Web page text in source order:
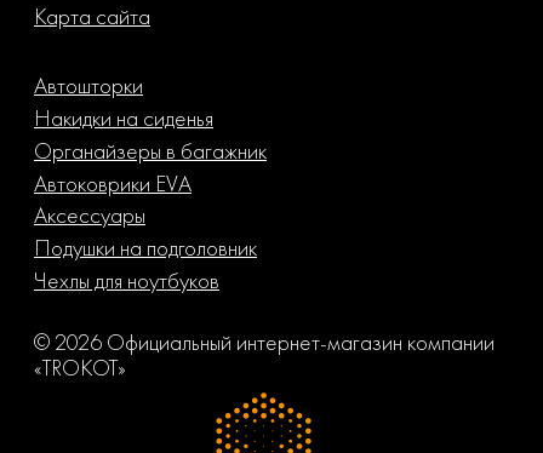
Карта сайта
Автошторки
Накидки на сиденья
Органайзеры в багажник
Автоковрики EVA
Аксессуары
Подушки на подголовник
Чехлы для ноутбуков
© 2026 Официальный интернет-магазин компании
«TROKOT»